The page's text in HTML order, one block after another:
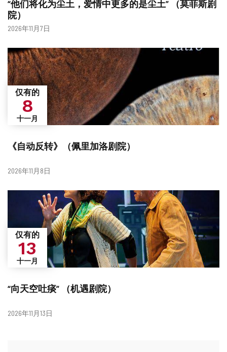
“他们将化为尘土，爱情中更多的是尘土” （莫菲斯剧
院）
日
2026年11月7日
《自动反转》（佩里加洛剧院）
仅有的
8
十一月
日
2026年11月8日
“向天空吐痰” （机遇剧院）
仅有的
13
十一月
日
2026年11月13日